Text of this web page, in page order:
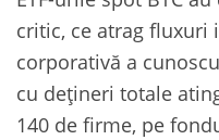
critic, ce atrag
corporativă a
cu dețineri totale
140 de firme, pe